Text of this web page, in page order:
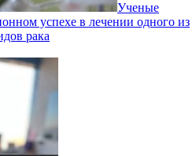
Ученые
успехе в лечении одного из
рака